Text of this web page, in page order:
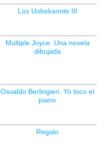
Los Unbekannte III
Multiple Joyce. Una novela
dibujada
Osvaldo Berlingieri. Yo toco el
piano
Regalo